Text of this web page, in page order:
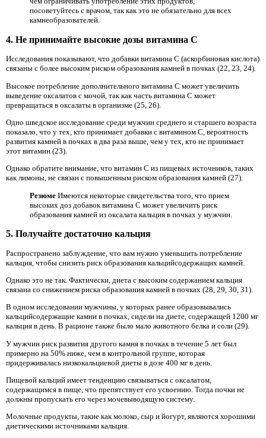
посоветуйтесь с врачом, так как это не обязательно для всех
камнеобразователей.
4. Не принимайте высокие дозы витамина C
Исследования показывают, что добавки витамина C (аскорбиновая кислота)
связаны с более высоким риском образования камней в почках (22, 23, 24).
Высокое потребление дополнительного витамина С может увеличить
выведение оксалатов с мочой, так как часть витамина С может
превращаться в оксалаты в организме (25, 26).
Одно шведское исследование среди мужчин среднего и старшего возраста
показало, что у тех, кто принимает добавки с витамином С, вероятность
развития камней в почках в два раза выше, чем у тех, кто не принимает
этот витамин (23).
Однако обратите внимание, что витамин С из пищевых источников, таких
как лимоны, не связан с повышенным риском образования камней (27).
Резюме Имеются некоторые свидетельства того, что прием
высоких доз добавок витамина С может увеличить риск
образования камней из оксалата кальция в почках у мужчин.
5. Получайте достаточно кальция
Распространено заблуждение, что вам нужно уменьшить потребление
кальция, чтобы снизить риск образования кальцийсодержащих камней.
Однако это не так. Фактически, диета с высоким содержанием кальция
связана со снижением риска образования камней в почках (28, 29, 30, 31).
В одном исследовании мужчины, у которых ранее образовывались
кальцийсодержащие камни в почках, сидели на диете, содержащей 1200 мг
кальция в день. В рационе также было мало животного белка и соли (29).
У мужчин риск развития другого камня в почках в течение 5 лет был
примерно на 50% ниже, чем в контрольной группе, которая
придерживалась низкокальциевой диеты в дозе 400 мг в день.
Пищевой кальций имеет тенденцию связываться с оксалатом,
содержащимся в пище, что препятствует его усвоению. Тогда почки не
должны пропускать его через мочевыводящую систему.
Молочные продукты, такие как молоко, сыр и йогурт, являются хорошими
диетическими источниками кальция.